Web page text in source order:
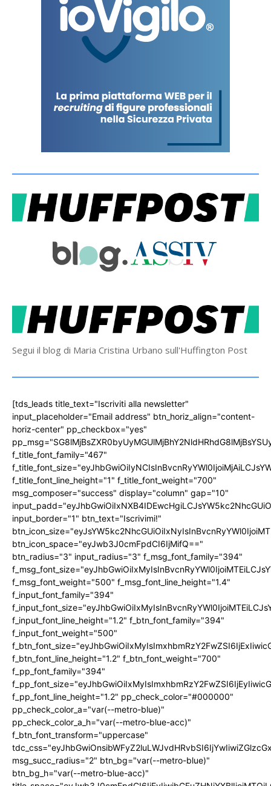
Segui il blog di Maria Cristina Urbano sull'Huffington Post
[tds_leads title_text="Iscriviti alla newsletter"
input_placeholder="Email address" btn_horiz_align="content-
horiz-center" pp_checkbox="yes"
f_title_font_family="467"
f_title_font_line_height="1" f_title_font_weight="700"
msg_composer="success" display="column" gap="10"
input_border="1" btn_text="Iscrivimi!"
btn_icon_space="eyJwb3J0cmFpdCI6IjMifQ=="
btn_radius="3" input_radius="3" f_msg_font_family="394"
f_msg_font_weight="500" f_msg_font_line_height="1.4"
f_input_font_family="394"
f_input_font_line_height="1.2" f_btn_font_family="394"
f_input_font_weight="500"
f_btn_font_line_height="1.2" f_btn_font_weight="700"
f_pp_font_family="394"
f_pp_font_line_height="1.2" pp_check_color="#000000"
pp_check_color_a="var(--metro-blue)"
pp_check_color_a_h="var(--metro-blue-acc)"
f_btn_font_transform="uppercase"
msg_succ_radius="2" btn_bg="var(--metro-blue)"
btn_bg_h="var(--metro-blue-acc)"